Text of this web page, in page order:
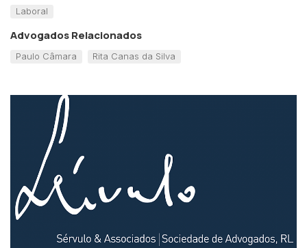
Laboral
Advogados Relacionados
Paulo Câmara Rita Canas da Silva